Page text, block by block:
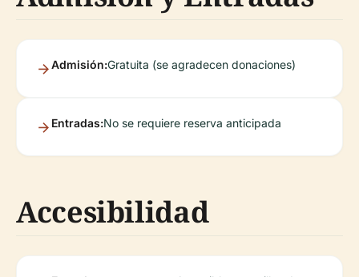
Admisión:Gratuita (se agradecen donaciones)
Entradas:No se requiere reserva anticipada
Accesibilidad